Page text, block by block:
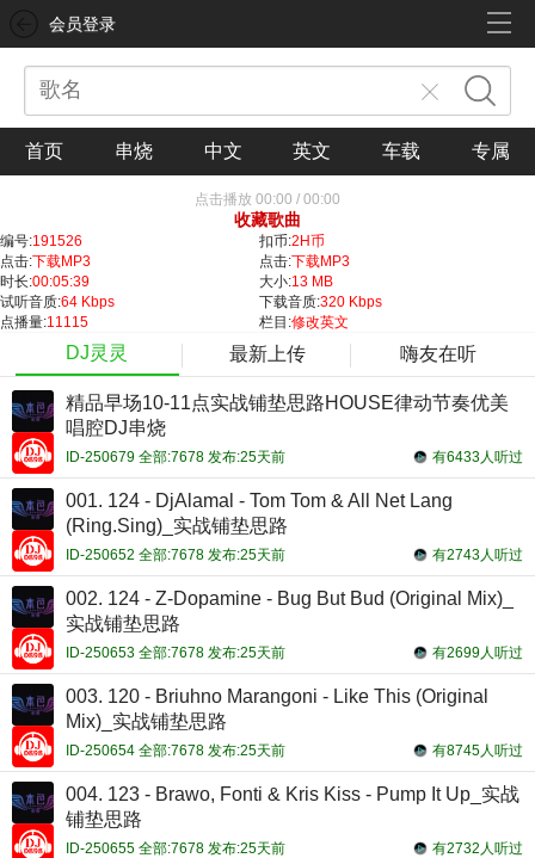
会员登录
首页 串烧 中文 英文 车载 专属
点击播放 00:00 / 00:00
收藏歌曲
编号:191526 扣币:2H币
点击:下载MP3 点击:下载MP3
时长:00:05:39 大小:13 MB
试听音质:64 Kbps 下载音质:320 Kbps
点播量:11115 栏目:修改英文
DJ灵灵 最新上传 嗨友在听
精品早场10-11点实战铺垫思路HOUSE律动节奏优美
唱腔DJ串烧
有6433人听过
ID-250679 全部:7678 发布:25天前
001. 124 - DjAlamal - Tom Tom & All Net Lang
(Ring.Sing)_实战铺垫思路
有2743人听过
ID-250652 全部:7678 发布:25天前
002. 124 - Z-Dopamine - Bug But Bud (Original Mix)_
实战铺垫思路
有2699人听过
ID-250653 全部:7678 发布:25天前
003. 120 - Briuhno Marangoni - Like This (Original
Mix)_实战铺垫思路
有8745人听过
ID-250654 全部:7678 发布:25天前
004. 123 - Brawo, Fonti & Kris Kiss - Pump It Up_实战
铺垫思路
有2732人听过
ID-250655 全部:7678 发布:25天前